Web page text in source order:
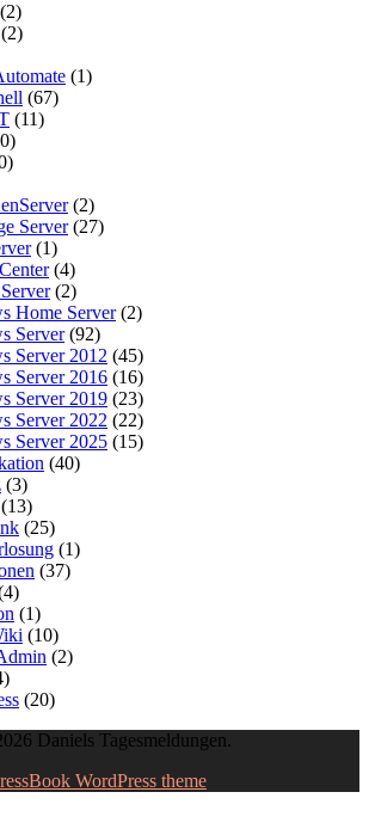
(2)
(2)
(1)
(67)
(11)
(2)
Server(27)
(1)
(4)
(2)
Home Server(2)
Server(92)
Server 2012 (45)
Server 2016 (16)
Server 2019 (23)
Server 2022 (22)
Server 2025 (15)
(40)
(3)
(13)
(25)
(1)
(37)
(1)
(10)
(2)
(20)
Daniels Tagesmeldungen.
WordPress theme